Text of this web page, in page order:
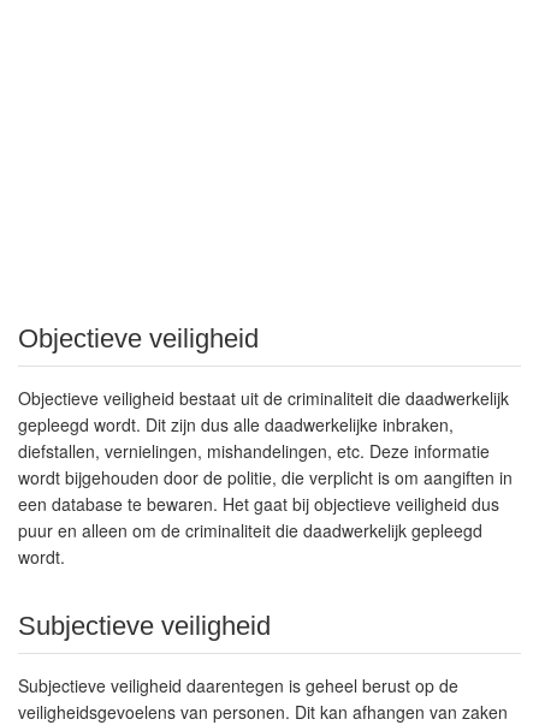
Objectieve veiligheid
Objectieve veiligheid bestaat uit de criminaliteit die daadwerkelijk
gepleegd wordt. Dit zijn dus alle daadwerkelijke inbraken,
diefstallen, vernielingen, mishandelingen, etc. Deze informatie
wordt bijgehouden door de politie, die verplicht is om aangiften in
een database te bewaren. Het gaat bij objectieve veiligheid dus
puur en alleen om de criminaliteit die daadwerkelijk gepleegd
wordt.
Subjectieve veiligheid
Subjectieve veiligheid daarentegen is geheel berust op de
veiligheidsgevoelens van personen. Dit kan afhangen van zaken